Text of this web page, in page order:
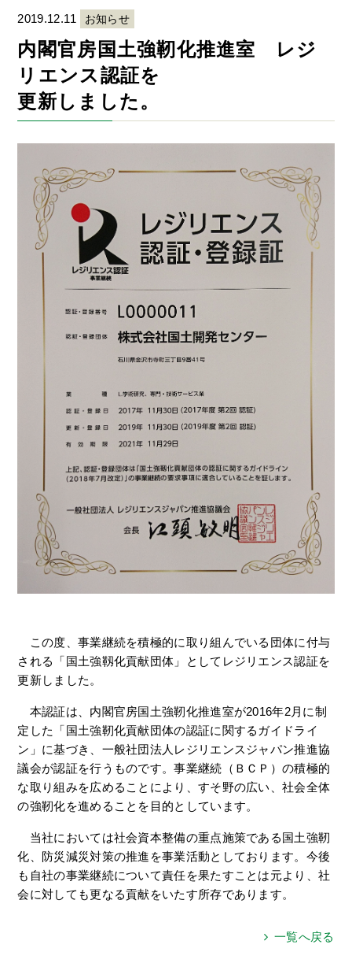
2019.12.11 お知らせ
内閣官房国土強靭化推進室 レジ
リエンス認証を
更新しました。
この度、事業継続を積極的に取り組んでいる団体に付与
される「国土強靱化貢献団体」としてレジリエンス認証を
更新しました。
本認証は、内閣官房国土強靭化推進室が2016年2月に制
定した「国土強靭化貢献団体の認証に関するガイドライ
ン」に基づき、一般社団法人レジリエンスジャパン推進協
議会が認証を行うものです。事業継続（ＢＣＰ）の積極的
な取り組みを広めることにより、すそ野の広い、社会全体
の強靭化を進めることを目的としています。
当社においては社会資本整備の重点施策である国土強靭
化、防災減災対策の推進を事業活動としております。今後
も自社の事業継続について責任を果たすことは元より、社
会に対しても更なる貢献をいたす所存であります。
一覧へ戻る